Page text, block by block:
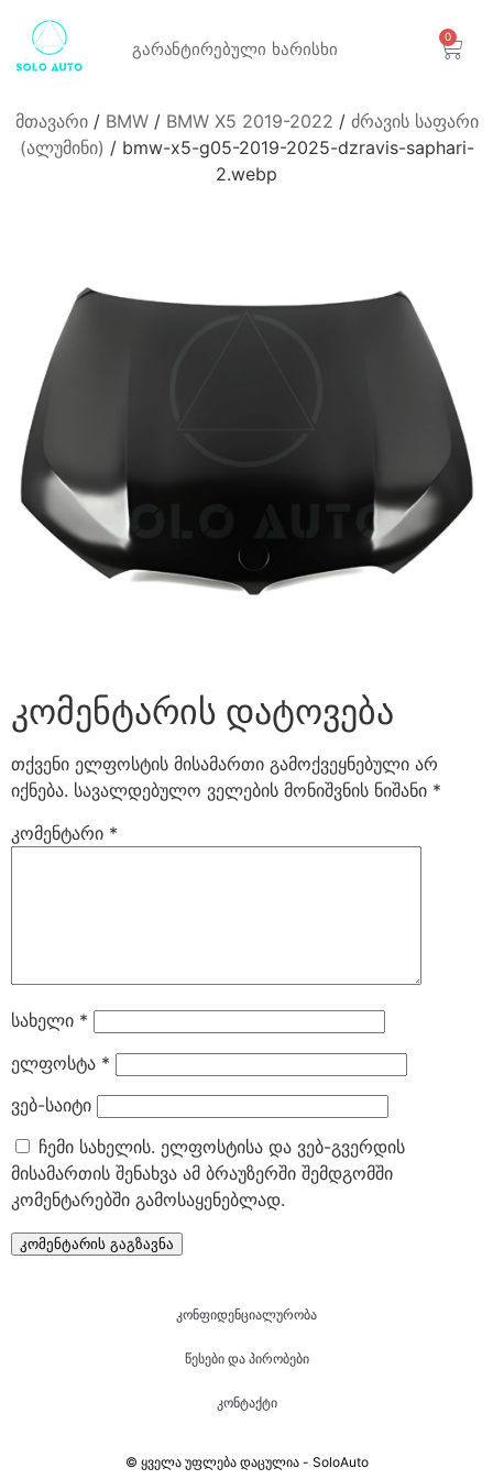
გარანტირებული ხარისხი
0
მთავარი/ BMW/ BMW X5 2019-2022 / ძრავის საფარი
(ალუმინი) / bmw-x5-g05-2019-2025-dzravis-saphari-
2.webp
კომენტარის დატოვება
თქვენი ელფოსტის მისამართი გამოქვეყნებული არ
იქნება. სავალდებულო ველების მონიშვნის ნიშანი *
კომენტარი *
სახელი *
ელფოსტა *
ვებ-საიტი
ჩემი სახელის. ელფოსტისა და ვებ-გვერდის
მისამართის შენახვა ამ ბრაუზერში შემდგომში
კომენტარებში გამოსაყენებლად.
კონფიდენციალურობა
წესები და პირობები
კონტაქტი
© ყველა უფლება დაცულია - SoloAuto